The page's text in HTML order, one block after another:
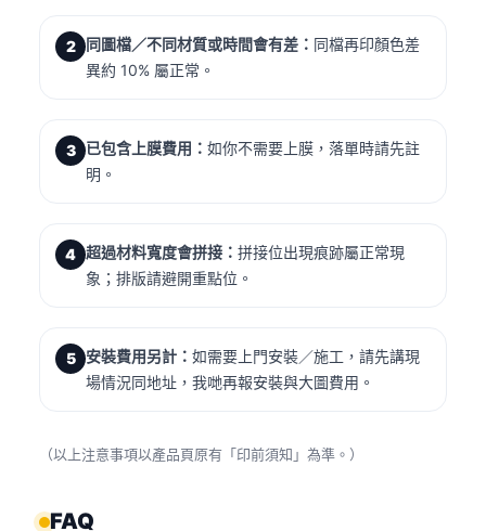
2 同圖檔／不同材質或時間會有差： 同檔再印顏色差
異約 10% 屬正常。
3 已包含上膜費用： 如你不需要上膜，落單時請先註
明。
4 超過材料寬度會拼接： 拼接位出現痕跡屬正常現
象；排版請避開重點位。
5 安裝費用另計： 如需要上門安裝／施工，請先講現
場情況同地址，我哋再報安裝與大圖費用。
（以上注意事項以產品頁原有「印前須知」為準。）
FAQ